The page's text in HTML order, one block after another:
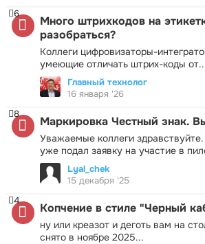
Много штрихкодов на
разобраться?
Коллеги цифровизаторы-
умеющие отличать штрих-коды
6
Главный технолог
16 января '26
Маркировка Честный знак.
Уважаемые коллеги
уже подал заявку на участие в
8
Lyal_chek
15 декабря '25
Копчение в стиле "Черный
ну или креазот и деготь вам на
снято в ноябре 2025...
4